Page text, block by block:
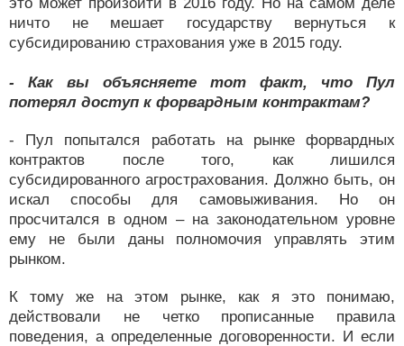
ничто не мешает государству вернуться к
субсидированию страхования уже в 2015 году.
- Как вы объясняете тот факт, что Пул
потерял доступ к форвардным контрактам?
- Пул попытался работать на рынке форвардных
контрактов после того, как лишился
субсидированного агрострахования. Должно быть, он
искал способы для самовыживания. Но он
просчитался в одном – на законодательном уровне
ему не были даны полномочия управлять этим
рынком.
К тому же на этом рынке, как я это понимаю,
действовали не четко прописанные правила
поведения, а определенные договоренности. И если